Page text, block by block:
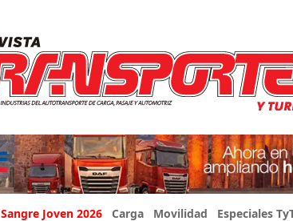
Sangre Joven 2026 Carga Movilidad Especiales